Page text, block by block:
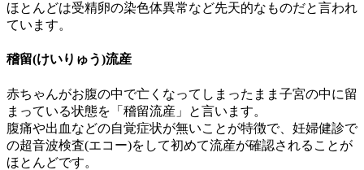
ほとんどは受精卵の染色体異常など先天的なものだと言われ
ています。
稽留(けいりゅう)流産
赤ちゃんがお腹の中で亡くなってしまったまま子宮の中に留
まっている状態を「稽留流産」と言います。
腹痛や出血などの自覚症状が無いことが特徴で、妊婦健診で
の超音波検査(エコー)をして初めて流産が確認されることが
ほとんどです。